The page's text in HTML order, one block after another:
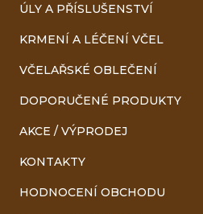
ÚLY A PŘÍSLUŠENSTVÍ
KRMENÍ A LÉČENÍ VČEL
VČELAŘSKÉ OBLEČENÍ
DOPORUČENÉ PRODUKTY
AKCE / VÝPRODEJ
KONTAKTY
HODNOCENÍ OBCHODU